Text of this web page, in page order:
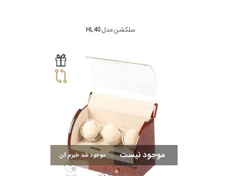
سلکشن مدل HL40
موجود نیست موجود شد خبرم کن